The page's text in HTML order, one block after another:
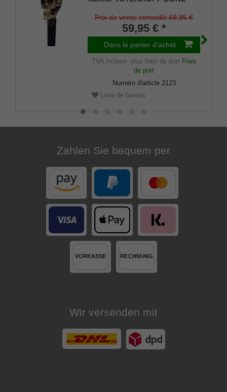
ivoire,canne en hêtre massif
teinté noir et vernis satiné .
Prix de vente conseillé 69,95 €
59,95 € *
Dans le panier d'achat
TVA incluse. plus frais de port Frais
de port
Numéro d'article 2123
Liste de favoris
Zahlen Sie bequem per
Wir versenden mit